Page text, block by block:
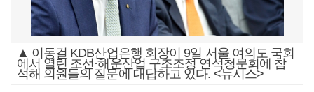
▲ 이동걸 KDB산업은행 회장이 9일 서울 여의도 국회
에서 열린 조선·해운산업 구조조정 연석청문회에 참
석해 의원들의 질문에 대답하고 있다. <뉴시스>